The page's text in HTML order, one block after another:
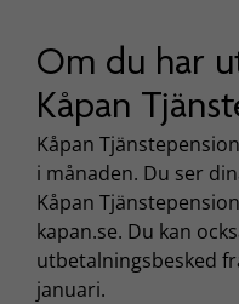
Om du har
Kåpan
Kåpan
i månaden. Du ser
Kåpan
kapan.se. Du kan
utbetalningsbesked
januari.